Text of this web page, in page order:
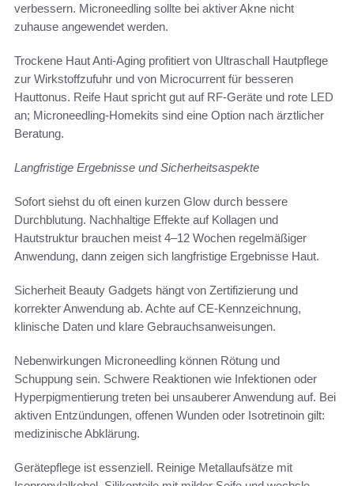
verbessern. Microneedling sollte bei aktiver Akne nicht
zuhause angewendet werden.
Trockene Haut Anti-Aging profitiert von Ultraschall Hautpflege
zur Wirkstoffzufuhr und von Microcurrent für besseren
Hauttonus. Reife Haut spricht gut auf RF-Geräte und rote LED
an; Microneedling-Homekits sind eine Option nach ärztlicher
Beratung.
Langfristige Ergebnisse und Sicherheitsaspekte
Sofort siehst du oft einen kurzen Glow durch bessere
Durchblutung. Nachhaltige Effekte auf Kollagen und
Hautstruktur brauchen meist 4–12 Wochen regelmäßiger
Anwendung, dann zeigen sich langfristige Ergebnisse Haut.
Sicherheit Beauty Gadgets hängt von Zertifizierung und
korrekter Anwendung ab. Achte auf CE-Kennzeichnung,
klinische Daten und klare Gebrauchsanweisungen.
Nebenwirkungen Microneedling können Rötung und
Schuppung sein. Schwere Reaktionen wie Infektionen oder
Hyperpigmentierung treten bei unsauberer Anwendung auf. Bei
aktiven Entzündungen, offenen Wunden oder Isotretinoin gilt:
medizinische Abklärung.
Gerätepflege ist essenziell. Reinige Metallaufsätze mit